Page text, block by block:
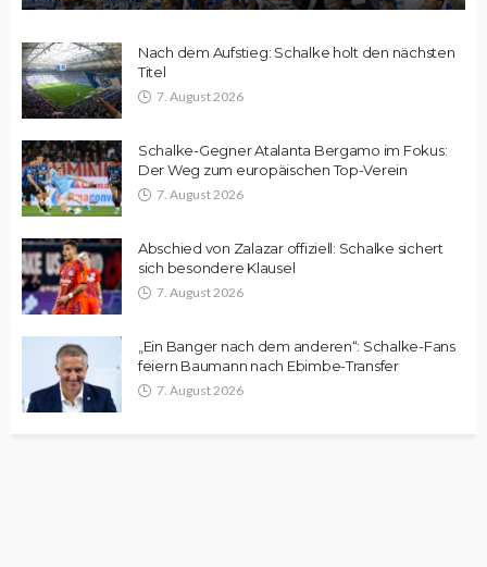
Nach dem Aufstieg: Schalke holt den nächsten
Titel
7. August 2026
Schalke-Gegner Atalanta Bergamo im Fokus:
Der Weg zum europäischen Top-Verein
7. August 2026
Abschied von Zalazar offiziell: Schalke sichert
sich besondere Klausel
7. August 2026
„Ein Banger nach dem anderen“: Schalke-Fans
feiern Baumann nach Ebimbe-Transfer
7. August 2026